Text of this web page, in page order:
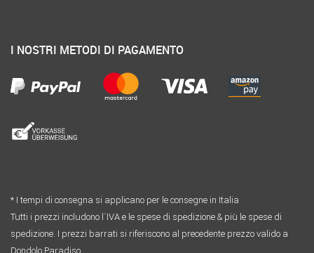
I NOSTRI METODI DI PAGAMENTO
* I tempi di consegna si applicano per le consegne in Italia
Tutti i prezzi includono l´IVA e le spese di spedizione & più le spese di
spedizione. I prezzi barrati si riferiscono al precedente prezzo valido a
Dondolo Paradiso.